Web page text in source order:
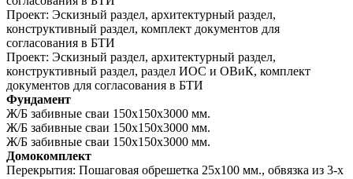
Проект: Эскизный раздел, архитектурный раздел,
конструктивный раздел, комплект документов для
согласования в БТИ
Проект: Эскизный раздел, архитектурный раздел,
конструктивный раздел, раздел ИОС и ОВиК, комплект
документов для согласования в БТИ
Фундамент
Ж/Б забивные сваи 150х150х3000 мм.
Ж/Б забивные сваи 150х150х3000 мм.
Ж/Б забивные сваи 150х150х3000 мм.
Домокомплект
Перекрытия: Пошаговая обрешетка 25х100 мм., обвязка из 3-х